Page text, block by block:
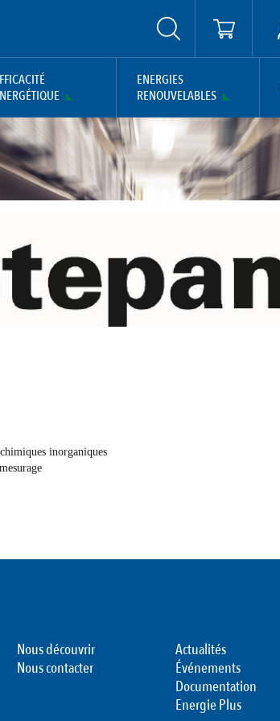
ENERGIES
RENOUVELABLES
inorganiques
Nous découvrir
Nous contacter
Actualités
Événements
Documentation
Energie Plus